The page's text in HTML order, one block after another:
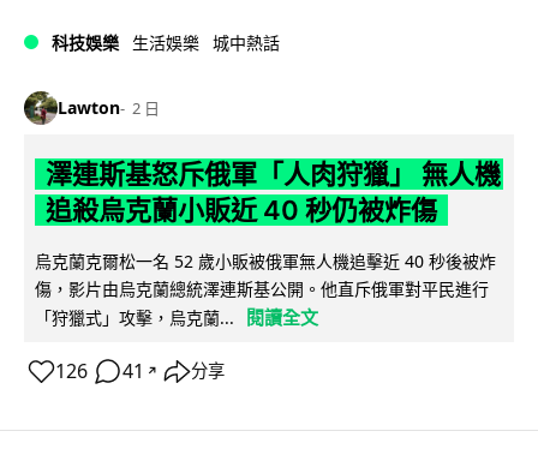
科技娛樂 生活娛樂 城中熱話
Lawton 2 日
澤連斯基怒斥俄軍「人肉狩獵」 無人機
追殺烏克蘭小販近 40 秒仍被炸傷
烏克蘭克爾松一名 52 歲小販被俄軍無人機追擊近 40 秒後被炸
傷，影片由烏克蘭總統澤連斯基公開。他直斥俄軍對平民進行
「狩獵式」攻擊，烏克蘭...
閱讀全文
126 41 ↗ 分享